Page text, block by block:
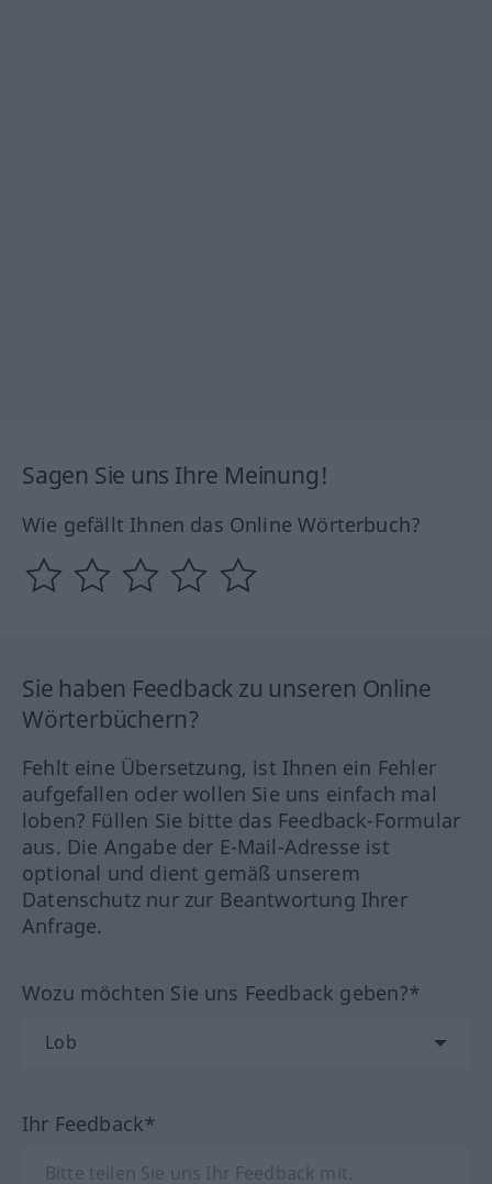
Sagen Sie uns Ihre Meinung!
Wie gefällt Ihnen das Online Wörterbuch?
Sie haben Feedback zu unseren Online
Wörterbüchern?
Fehlt eine Übersetzung, ist Ihnen ein Fehler
aufgefallen oder wollen Sie uns einfach mal
loben? Füllen Sie bitte das Feedback-Formular
aus. Die Angabe der E-Mail-Adresse ist
optional und dient gemäß unserem
Datenschutz nur zur Beantwortung Ihrer
Anfrage.
Wozu möchten Sie uns Feedback geben?*
Ihr Feedback*